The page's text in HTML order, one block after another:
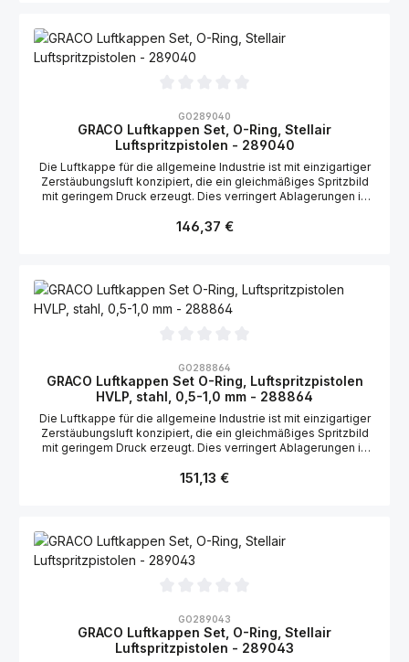
GO289040
GRACO Luftkappen Set, O-Ring, Stellair
Luftspritzpistolen - 289040
Die Luftkappe für die allgemeine Industrie ist mit einzigartiger
Zerstäubungsluft konzipiert, die ein gleichmäßiges Spritzbild
mit geringem Druck erzeugt. Dies verringert Ablagerungen in
Luftspritzpistolen: 2004163, 2004164
Regulärer Preis:
146,37 €
GO288864
GRACO Luftkappen Set O-Ring, Luftspritzpistolen
HVLP, stahl, 0,5-1,0 mm - 288864
Die Luftkappe für die allgemeine Industrie ist mit einzigartiger
Zerstäubungsluft konzipiert, die ein gleichmäßiges Spritzbild
mit geringem Druck erzeugt. Dies verringert Ablagerungen in
HVLP: 2004179, 2006150 Geeignet für die Graco AirproRegulärer Preis:
151,13 €
GO289043
GRACO Luftkappen Set, O-Ring, Stellair
Luftspritzpistolen - 289043